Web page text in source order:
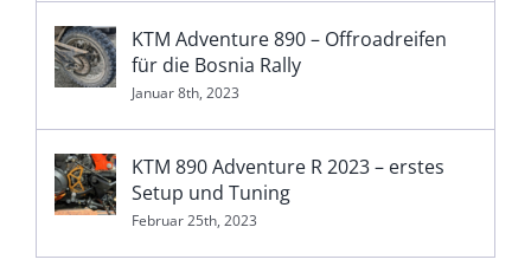
KTM Adventure 890 – Offroadreifen
für die Bosnia Rally
Januar 8th, 2023
KTM 890 Adventure R 2023 – erstes
Setup und Tuning
Februar 25th, 2023